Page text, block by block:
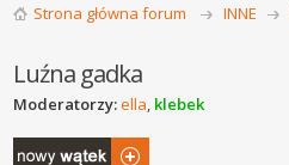
Strona główna forum INNE
Luźna gadka
Moderatorzy:ella, klebek
Napisz wątek